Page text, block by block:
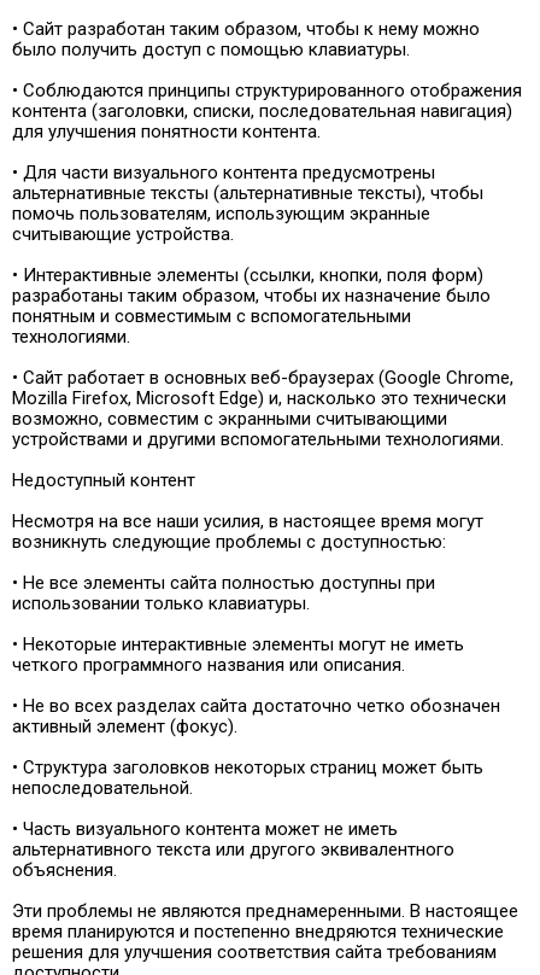
• Сайт разработан таким образом, чтобы к нему можно
было получить доступ с помощью клавиатуры.
• Соблюдаются принципы структурированного отображения
контента (заголовки, списки, последовательная навигация)
для улучшения понятности контента.
• Для части визуального контента предусмотрены
альтернативные тексты (альтернативные тексты), чтобы
помочь пользователям, использующим экранные
считывающие устройства.
• Интерактивные элементы (ссылки, кнопки, поля форм)
разработаны таким образом, чтобы их назначение было
понятным и совместимым с вспомогательными
технологиями.
• Сайт работает в основных веб-браузерах (Google Chrome,
Mozilla Firefox, Microsoft Edge) и, насколько это технически
возможно, совместим с экранными считывающими
устройствами и другими вспомогательными технологиями.
Недоступный контент
Несмотря на все наши усилия, в настоящее время могут
возникнуть следующие проблемы с доступностью:
• Не все элементы сайта полностью доступны при
использовании только клавиатуры.
• Некоторые интерактивные элементы могут не иметь
четкого программного названия или описания.
• Не во всех разделах сайта достаточно четко обозначен
активный элемент (фокус).
• Структура заголовков некоторых страниц может быть
непоследовательной.
• Часть визуального контента может не иметь
альтернативного текста или другого эквивалентного
объяснения.
Эти проблемы не являются преднамеренными. В настоящее
время планируются и постепенно внедряются технические
решения для улучшения соответствия сайта требованиям